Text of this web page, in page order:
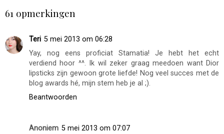
61 opmerkingen
Teri 5 mei 2013 om 06:28
Yay, nog eens proficiat Stamatia! Je hebt het echt
verdiend hoor ^^. Ik wil zeker graag meedoen want Dior
lipsticks zijn gewoon grote liefde! Nog veel succes met de
blog awards hé, mijn stem heb je al ;).
Beantwoorden
Anoniem 5 mei 2013 om 07:07